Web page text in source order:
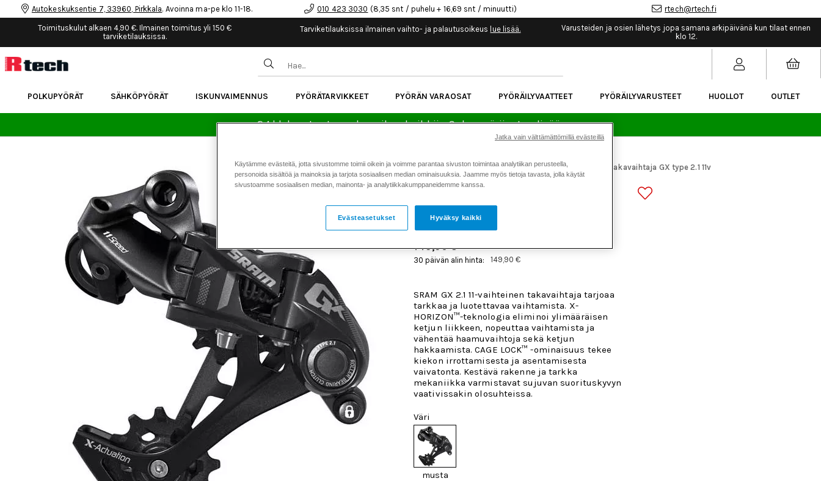
Autokeskuksentie 7, 33960, Pirkkala. Avoinna ma-pe klo 11-18. 010 423 3030 (8,35 snt / puhelu + 16,69 snt / minuutti) rtech@rtech.fi
Toimituskulut alkaen 4,90 €. Ilmainen toimitus yli 150 €
tarviketilauksissa.
Tarviketilauksissa ilmainen vaihto- ja palautusoikeus lue lisää.
Varusteiden ja osien lähetys jopa samana arkipäivänä kun tilaat ennen
klo 12.
POLKUPYÖRÄT SÄHKÖPYÖRÄT ISKUNVAIMENNUS PYÖRÄTARVIKKEET PYÖRÄN VARAOSAT PYÖRÄILYVAATTEET PYÖRÄILYVARUSTEET HUOLLOT OUTLET
24 kk korotonta maksuaikaa kaikkiin Cube-pyöriin.Lue lisää.
Koti > Kaikki tuotteet > Pyörän varaosat SRAM takavaihtaja GX type 2.1 11v
SRAM TAKAVAIHTAJA GX TYPE 2.1 11V
149,90 €
30 päivän alin hinta: 149,90 €
SRAM GX 2.1 11-vaihteinen takavaihtaja tarjoaa
tarkkaa ja luotettavaa vaihtamista. X-
HORIZON™-teknologia eliminoi ylimääräisen
ketjun liikkeen, nopeuttaa vaihtamista ja
vähentää haamuvaihtoja sekä ketjun
hakkaamista. CAGE LOCK™ -ominaisuus tekee
kiekon irrottamisesta ja asentamisesta
vaivatonta. Kestävä rakenne ja tarkka
mekaniikka varmistavat sujuvan suorituskyvyn
vaativissakin olosuhteissa.
Väri
musta
Käytämme evästeitä, jotta sivustomme toimii oikein ja voimme parantaa sivuston toimintaa analytiikan perusteella,
personoida sisältöä ja mainoksia ja tarjota sosiaalisen median ominaisuuksia. Jaamme myös tietoja tavasta, jolla käytät
sivustoamme sosiaalisen median, mainonta- ja analytiikkakumppaneidemme kanssa.
Hyväksy kaikki
Evästeasetukset
Jatka vain välttämättömillä evästeillä